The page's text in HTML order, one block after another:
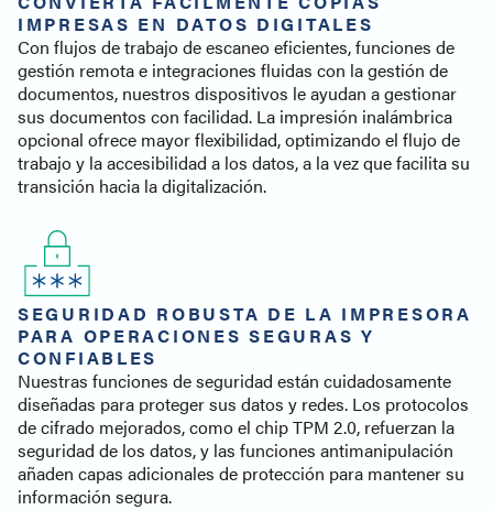
IMPRESAS EN DATOS DIGITALES
Con flujos de trabajo de escaneo eficientes, funciones de
gestión remota e integraciones fluidas con la gestión de
documentos, nuestros dispositivos le ayudan a gestionar
sus documentos con facilidad. La impresión inalámbrica
opcional ofrece mayor flexibilidad, optimizando el flujo de
trabajo y la accesibilidad a los datos, a la vez que facilita su
transición hacia la digitalización.
SEGURIDAD ROBUSTA DE LA IMPRESORA
PARA OPERACIONES SEGURAS Y
CONFIABLES
Nuestras funciones de seguridad están cuidadosamente
diseñadas para proteger sus datos y redes. Los protocolos
de cifrado mejorados, como el chip TPM 2.0, refuerzan la
seguridad de los datos, y las funciones antimanipulación
añaden capas adicionales de protección para mantener su
información segura.